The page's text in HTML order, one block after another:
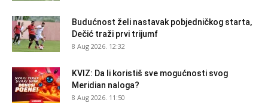
Budućnost želi nastavak pobjedničkog starta,
Dečić traži prvi trijumf
8 Aug 2026. 12:32
KVIZ: Da li koristiš sve mogućnosti svog
Meridian naloga?
8 Aug 2026. 11:50